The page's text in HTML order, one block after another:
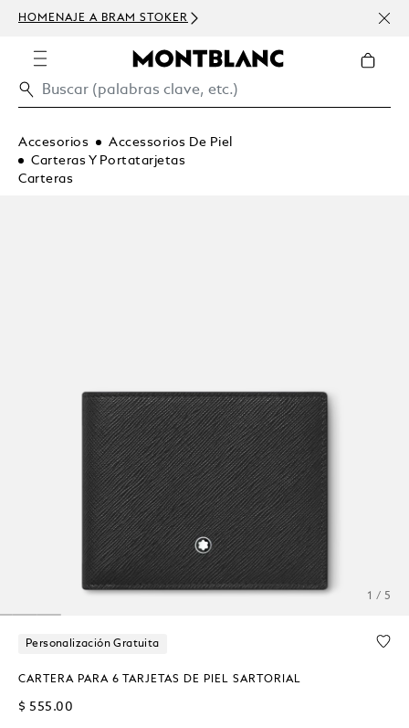
HOMENAJE A BRAM STOKER
USD
Accesorios
Accessorios De Piel
Carteras Y Portatarjetas
Carteras
1 / 5
Personalización Gratuita
CARTERA PARA 6 TARJETAS DE PIEL SARTORIAL
$ 555.00